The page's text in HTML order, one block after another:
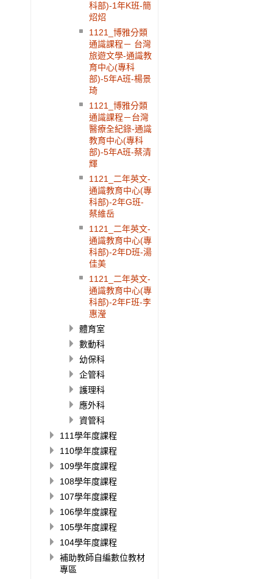
科部)-1年K班-簡
炤炤
1121_博雅分類
通識課程－ 台灣
旅遊文學-通識教
育中心(專科
部)-5年A班-楊景
琦
1121_博雅分類
通識課程－台灣
醫療全紀錄-通識
教育中心(專科
部)-5年A班-蔡清
輝
1121_二年英文-
通識教育中心(專
科部)-2年G班-
蔡維岳
1121_二年英文-
通識教育中心(專
科部)-2年D班-湯
佳美
1121_二年英文-
通識教育中心(專
科部)-2年F班-李
惠瀅
體育室
數動科
幼保科
企管科
護理科
應外科
資管科
111學年度課程
110學年度課程
109學年度課程
108學年度課程
107學年度課程
106學年度課程
105學年度課程
104學年度課程
補助教師自編數位教材
專區